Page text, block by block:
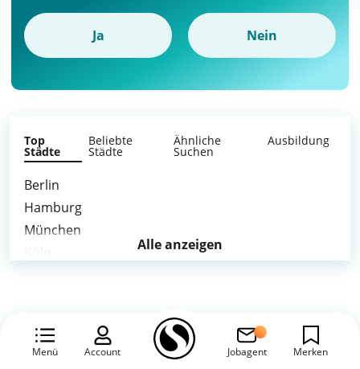
Menü Account Jobagent Merken
Ja Nein
Top
Städte
Beliebte
Städte
Ähnliche
Suchen
Ausbildung
Berlin
Hamburg
München
Leipzig
Alle anzeigen